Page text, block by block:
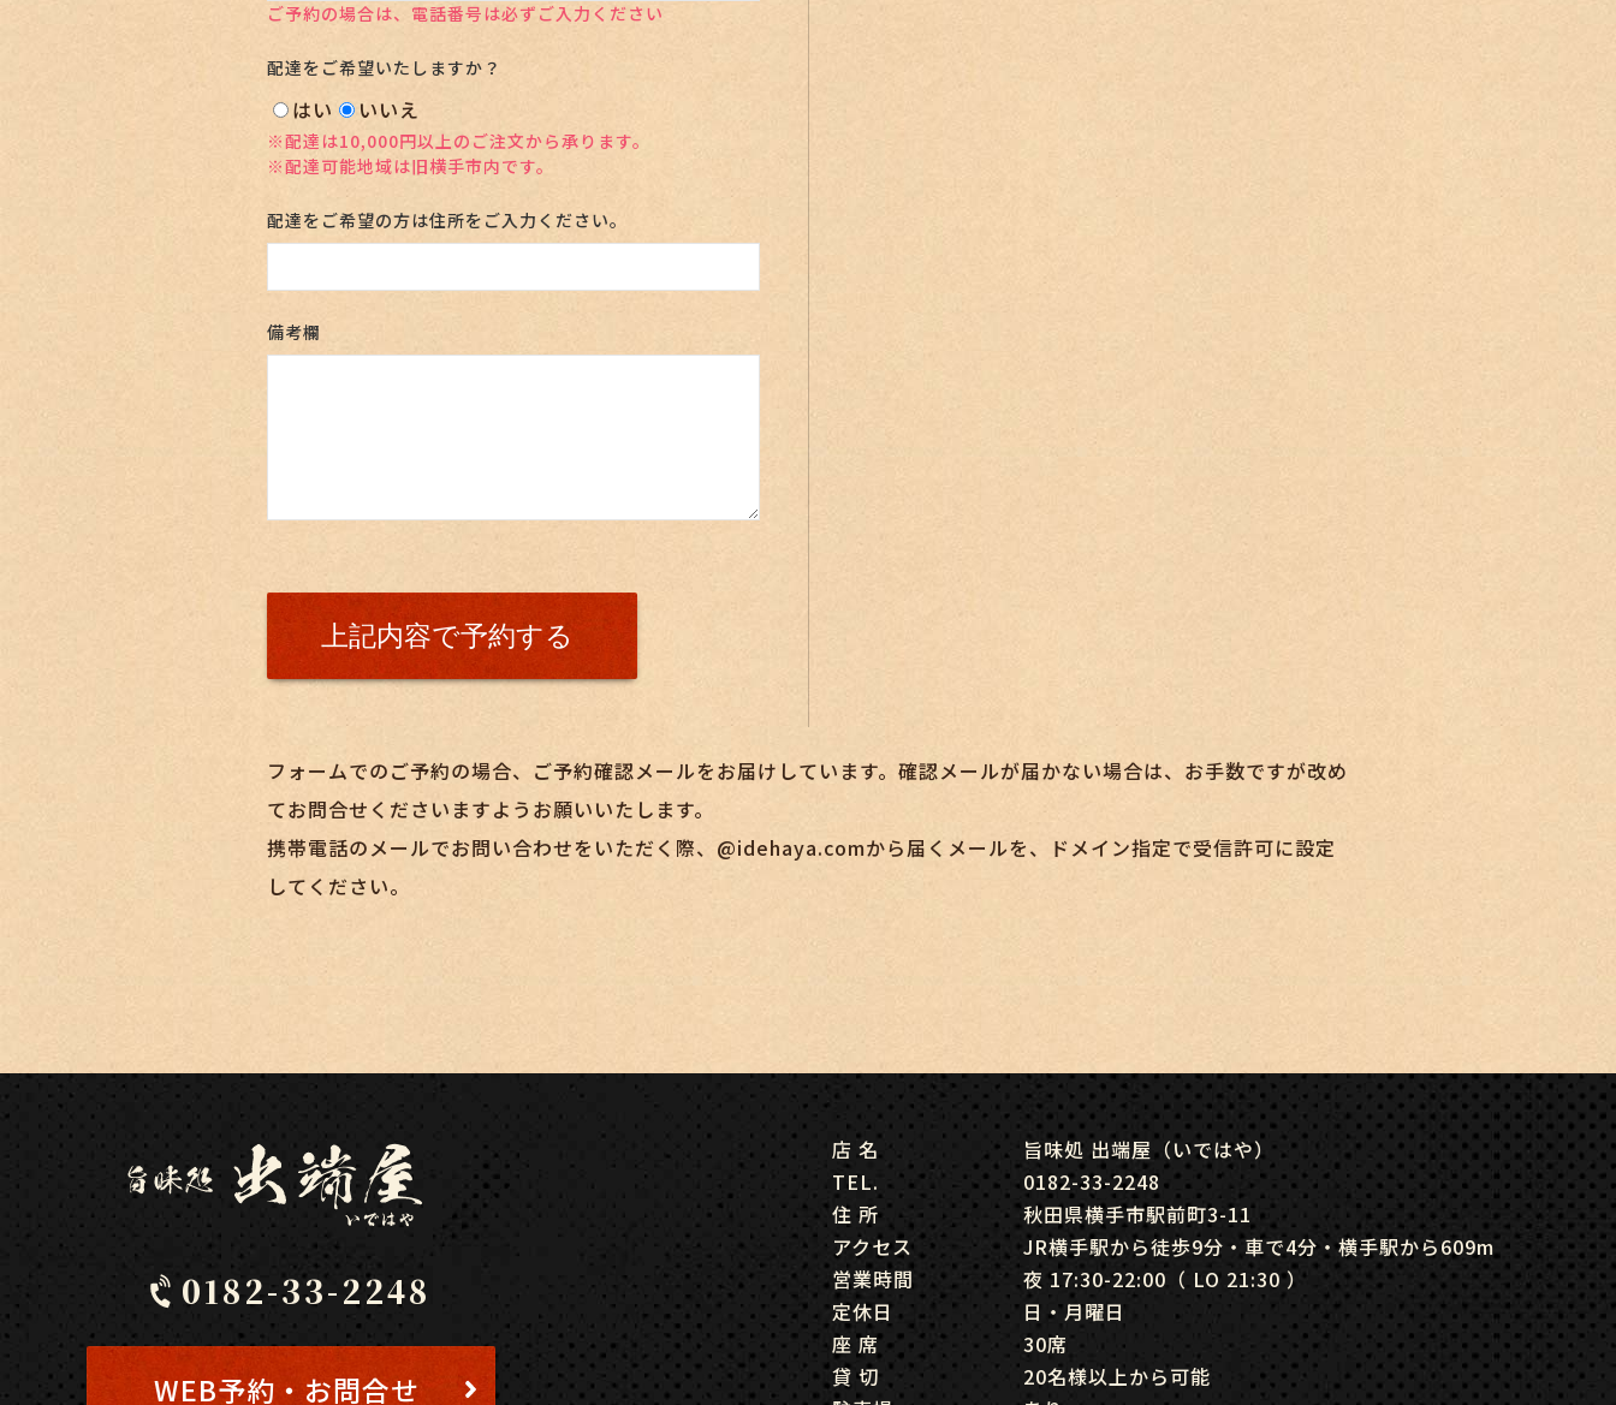
ご予約の場合は、電話番号は必ずご入力ください
配達をご希望いたしますか？
はい いいえ
※配達は10,000円以上のご注文から承ります。
※配達可能地域は旧横手市内です。
配達をご希望の方は住所をご入力ください。
備考欄
フォームでのご予約の場合、ご予約確認メールをお届けしています。確認メールが届かない場合は、お手数ですが改め
てお問合せくださいますようお願いいたします。
携帯電話のメールでお問い合わせをいただく際、@idehaya.comから届くメールを、ドメイン指定で受信許可に設定
してください。
0182-33-2248
WEB予約・お問合せ
店 名
旨味処 出端屋（いではや）
TEL.
0182-33-2248
住 所
秋田県横手市駅前町3-11
アクセス
JR横手駅から徒歩9分・車で4分・横手駅から609m
営業時間
夜 17:30-22:00（ LO 21:30 ）
定休日
日・月曜日
座 席
30席
貸 切
20名様以上から可能